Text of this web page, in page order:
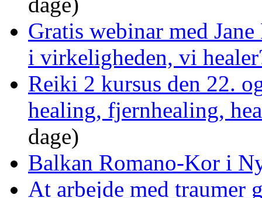
Gratis webinar med
i virkeligheden, vi
Reiki 2 kursus den 22.
healing, fjernhealing,
dage)
Balkan Romano-Kor i
At arbejde med traumer